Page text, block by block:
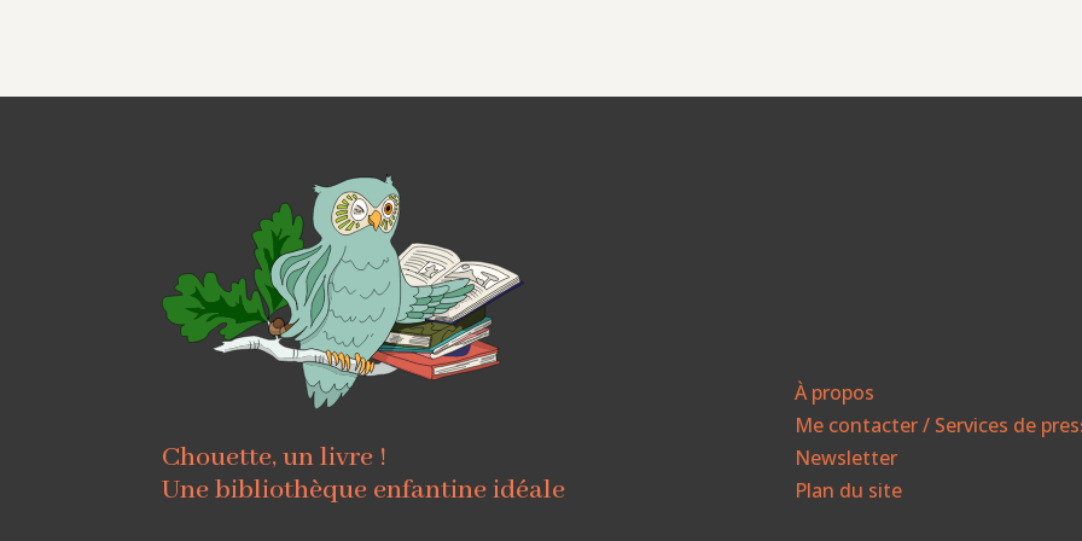
Chouette, un livre !
Une bibliothèque enfantine idéale
À propos
Me contacter / Services de
Newsletter
Plan du site